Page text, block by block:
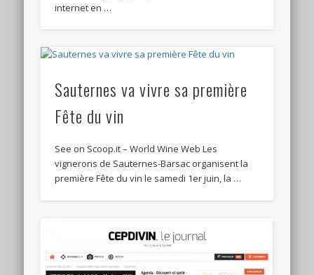
internet en …
Sauternes va vivre sa première
Fête du vin
See on Scoop.it – World Wine Web Les
vignerons de Sauternes-Barsac organisent la
première Fête du vin le samedi 1er juin, la …